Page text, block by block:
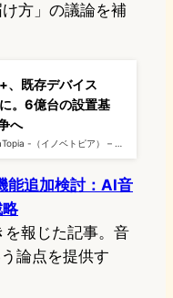
方」の議論を補
既存デバイス
。6億台の設置基
へ
-（イノベトピア） – …
追加検討：AI音
報じた記事。音
論点を提供す